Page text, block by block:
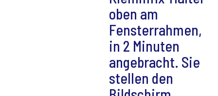
oben am
Fensterrahmen,
in 2 Minuten
angebracht. Sie
stellen den